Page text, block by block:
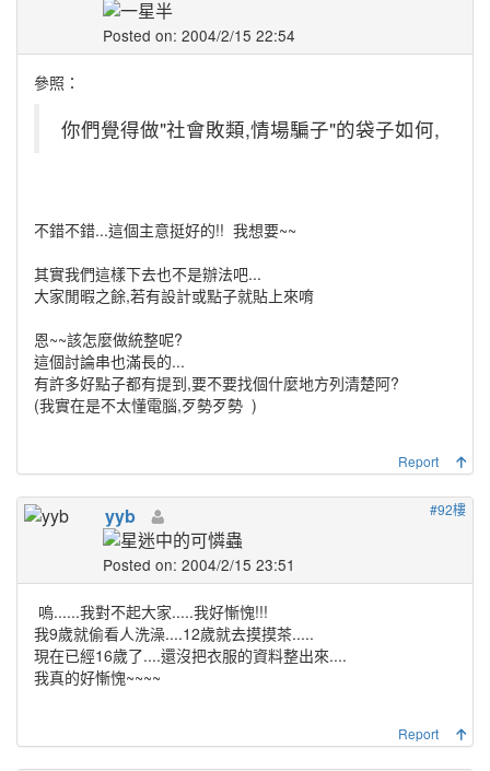
Posted on: 2004/2/15 22:54
參照：
你們覺得做"社會敗類,情場騙子"的袋子如何,
不錯不錯...這個主意挺好的!! 我想要~~
其實我們這樣下去也不是辦法吧...
大家閒暇之餘,若有設計或點子就貼上來唷
恩~~該怎麼做統整呢?
這個討論串也滿長的...
有許多好點子都有提到,要不要找個什麼地方列清楚阿?
(我實在是不太懂電腦,歹勢歹勢 )
Report
#92樓
yyb
Posted on: 2004/2/15 23:51
嗚......我對不起大家.....我好慚愧!!!
我9歲就偷看人洗澡....12歲就去摸摸茶.....
現在已經16歲了....還沒把衣服的資料整出來....
我真的好慚愧~~~~
Report